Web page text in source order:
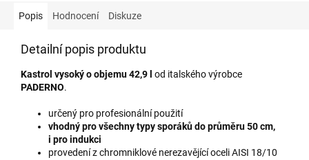
Popis Hodnocení Diskuze
Detailní popis produktu
Kastrol vysoký o objemu 42,9 l
od italského výrobce
PADERNO.
určený pro profesionální použití
vhodný pro všechny typy sporáků do průměru 50 cm,
i pro indukci
provedení z chromniklové nerezavějící oceli AISI 18/10